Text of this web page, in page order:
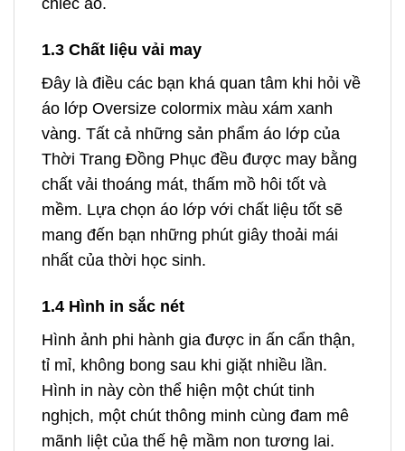
chiếc áo.
1.3 Chất liệu vải may
Đây là điều các bạn khá quan tâm khi hỏi về
áo lớp Oversize colormix màu xám xanh
vàng. Tất cả những sản phẩm áo lớp của
Thời Trang Đồng Phục đều được may bằng
chất vải thoáng mát, thấm mồ hôi tốt và
mềm. Lựa chọn áo lớp với chất liệu tốt sẽ
mang đến bạn những phút giây thoải mái
nhất của thời học sinh.
1.4 Hình in sắc nét
Hình ảnh phi hành gia được in ấn cẩn thận,
tỉ mỉ, không bong sau khi giặt nhiều lần.
Hình in này còn thể hiện một chút tinh
nghịch, một chút thông minh cùng đam mê
mãnh liệt của thế hệ mầm non tương lai.